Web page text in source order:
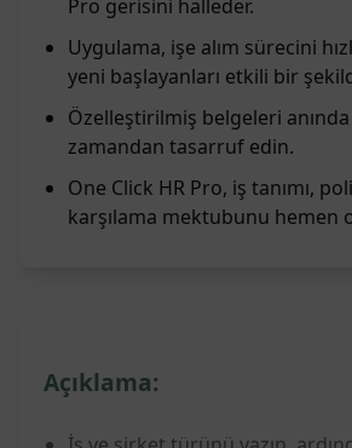
Pro gerisini halleder.
Uygulama, işe alım sürecini
yeni başlayanları etkili bir
Özelleştirilmiş belgeleri
zamandan tasarruf edin.
One Click HR Pro, iş tanımı,
karşılama mektubunu hemen
Açıklama: